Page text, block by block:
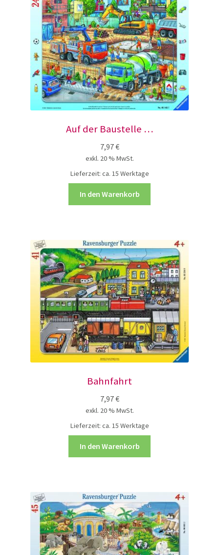
Auf der Baustelle …
7,97€
exkl. 20 % MwSt.
Lieferzeit: ca. 15 Werktage
In den Warenkorb
Bahnfahrt
7,97€
exkl. 20 % MwSt.
Lieferzeit: ca. 15 Werktage
In den Warenkorb